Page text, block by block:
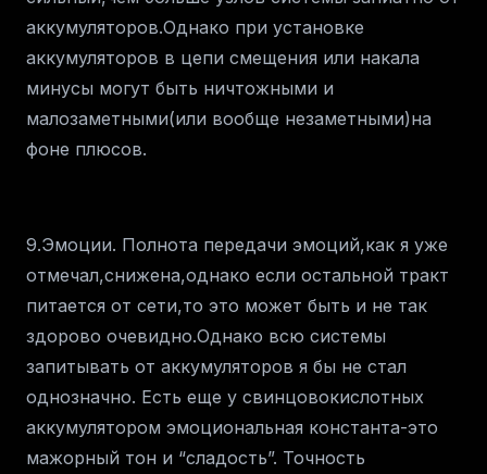
аккумуляторов.Однако при установке
аккумуляторов в цепи смещения или накала
минусы могут быть ничтожными и
малозаметными(или вообще незаметными)на
фоне плюсов.
9.Эмоции. Полнота передачи эмоций,как я уже
отмечал,снижена,однако если остальной тракт
питается от сети,то это может быть и не так
здорово очевидно.Однако всю системы
запитывать от аккумуляторов я бы не стал
однозначно. Есть еще у свинцовокислотных
аккумулятором эмоциональная константа-это
мажорный тон и “сладость”. Точность